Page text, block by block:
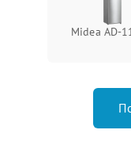
Midea AD-